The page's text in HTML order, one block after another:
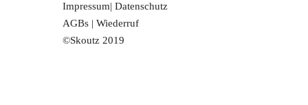
Impressum|Datenschutz
AGBs |Wiederruf
©Skoutz 2019